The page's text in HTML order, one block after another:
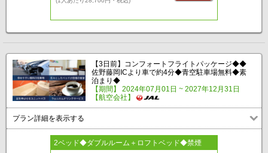
【3日前】コンフォートフライトパッケージ◆◆
佐野藤岡ICより車で約4分◆青空駐車場無料◆素
泊まり◆
【期間】 2024年07月01日 ~ 2027年12月31日
【航空会社】
プラン詳細を表示する
2ベッド◆ダブルルーム＋ロフトベッド◆禁煙